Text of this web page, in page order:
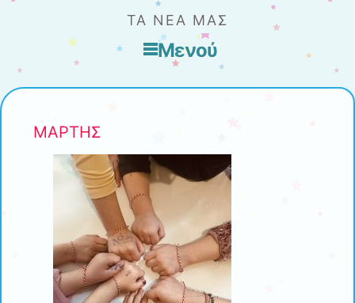
ΤΑ ΝΈΑ ΜΑΣ
Μενού
Μετάβαση στο περιεχόμενο
ΜΑΡΤΗΣ